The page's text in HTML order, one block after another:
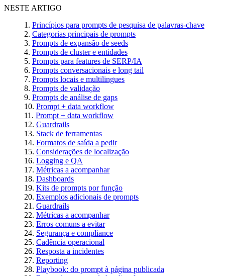
NESTE ARTIGO
Princípios para prompts de pesquisa de palavras‑chave
Categorias principais de prompts
Prompts de expansão de seeds
Prompts de cluster e entidades
Prompts para features de SERP/IA
Prompts conversacionais e long tail
Prompts locais e multilingues
Prompts de validação
Prompts de análise de gaps
Prompt + data workflow
Prompt + data workflow
Guardrails
Stack de ferramentas
Formatos de saída a pedir
Considerações de localização
Logging e QA
Métricas a acompanhar
Dashboards
Kits de prompts por função
Exemplos adicionais de prompts
Guardrails
Métricas a acompanhar
Erros comuns a evitar
Segurança e compliance
Cadência operacional
Resposta a incidentes
Reporting
Playbook: do prompt à página publicada